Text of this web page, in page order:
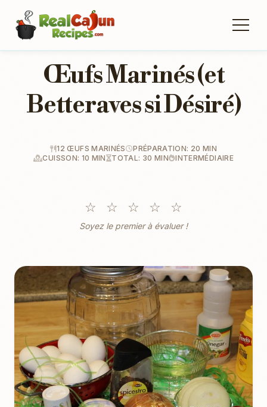
Œufs Marinés (et
Betteraves si Désiré)
12 ŒUFS MARINÉS
PRÉPARATION: 20 MIN
CUISSON: 10 MIN
TOTAL: 30 MIN INTERMÉDIAIRE
☆ ☆ ☆ ☆ ☆
Soyez le premier à évaluer !